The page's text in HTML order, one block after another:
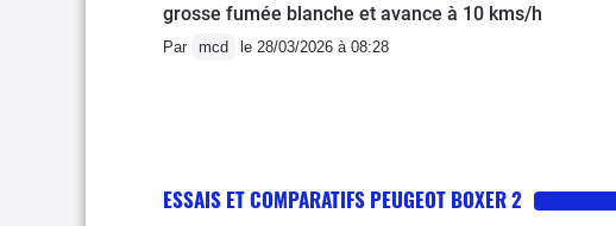
grosse fumée blanche et avance à 10 kms/h
Par mcd le 28/03/2026 à 08:28
ESSAIS ET COMPARATIFS PEUGEOT BOXER 2